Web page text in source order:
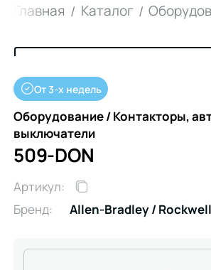
Главная Каталог
От 3-х недель
Оборудование / Контакторы,
выключатели
509-DON
Артикул:
Бренд:
Allen-Bradley /